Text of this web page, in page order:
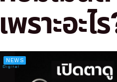
เพราะอะไ
NEWS